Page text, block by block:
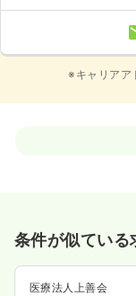
※キャリアア
条件が似ている
医療法人上善会